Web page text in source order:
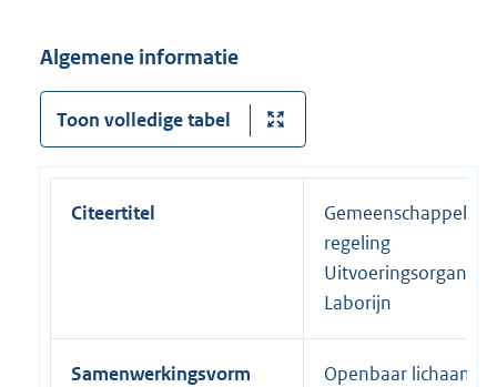
Algemene informatie
Toon volledige tabel
Citeertitel
Gemeenschappelijke
regeling
Laborijn
Samenwerkingsvorm Openbaar lichaam